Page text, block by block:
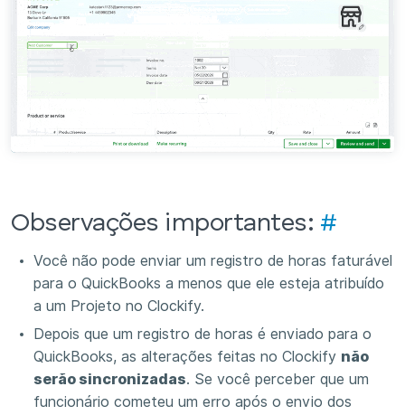
Observações importantes: #
Você não pode enviar um registro de horas faturável
para o QuickBooks a menos que ele esteja atribuído
a um Projeto no Clockify.
Depois que um registro de horas é enviado para o
QuickBooks, as alterações feitas no Clockify não
serão sincronizadas. Se você perceber que um
funcionário cometeu um erro após o envio dos